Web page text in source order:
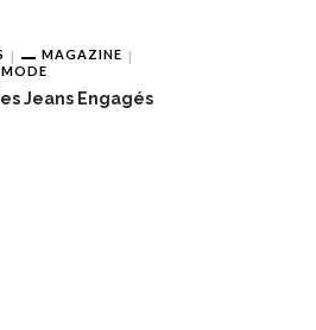
MAGAZINE
Jeans Engagés